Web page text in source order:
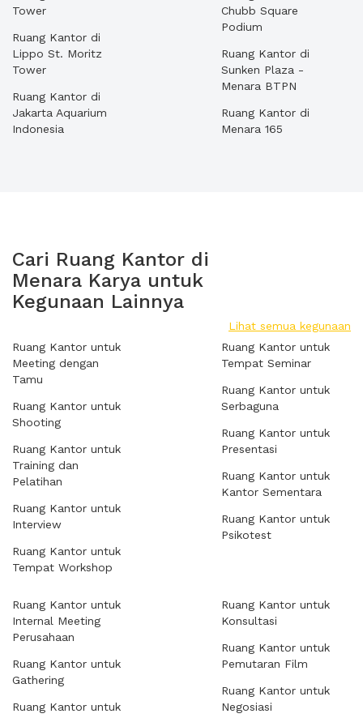
Tower
Ruang Kantor di
Lippo St. Moritz
Tower
Ruang Kantor di
Jakarta Aquarium
Indonesia
Chubb Square
Podium
Ruang Kantor di
Sunken Plaza -
Menara BTPN
Ruang Kantor di
Menara 165
Cari Ruang Kantor di
Menara Karya untuk
Kegunaan Lainnya
Lihat semua kegunaan
Ruang Kantor untuk
Meeting dengan
Tamu
Ruang Kantor untuk
Shooting
Ruang Kantor untuk
Training dan
Pelatihan
Ruang Kantor untuk
Interview
Ruang Kantor untuk
Tempat Workshop
Ruang Kantor untuk
Tempat Seminar
Ruang Kantor untuk
Serbaguna
Ruang Kantor untuk
Presentasi
Ruang Kantor untuk
Kantor Sementara
Ruang Kantor untuk
Psikotest
Ruang Kantor untuk
Internal Meeting
Perusahaan
Ruang Kantor untuk
Gathering
Ruang Kantor untuk
Ruang Kantor untuk
Konsultasi
Ruang Kantor untuk
Pemutaran Film
Ruang Kantor untuk
Negosiasi